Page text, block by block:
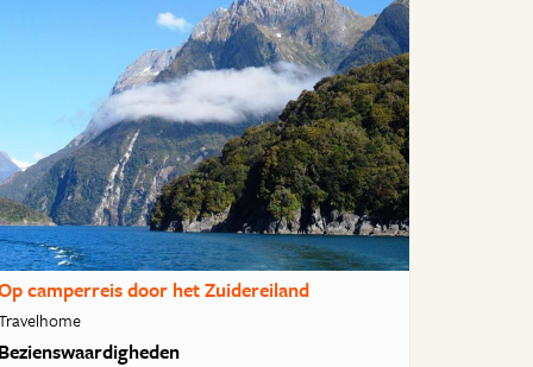
camperreis door het Zuidereiland